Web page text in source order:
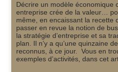
Décrire un modèle économique
entreprise crée de la valeur…
même, en encaissant la recette
passer en revue la notion de
la stratégie d’entreprise et sa
plan. Il n’y a qu’une quinzaine
reconnus, à ce jour. Vous en
exemples d’activités, dans cet